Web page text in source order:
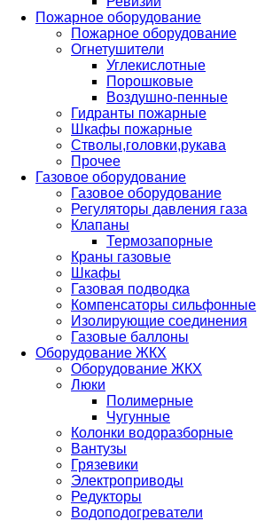
Пожарное оборудование
Пожарное оборудование
Огнетушители
Углекислотные
Порошковые
Воздушно-пенные
Гидранты пожарные
Шкафы пожарные
Стволы,головки,рукава
Прочее
Газовое оборудование
Газовое оборудование
Регуляторы давления газа
Клапаны
Термозапорные
Краны газовые
Шкафы
Газовая подводка
Компенсаторы сильфонные
Изолирующие соединения
Газовые баллоны
Оборудование ЖКХ
Оборудование ЖКХ
Люки
Полимерные
Чугунные
Колонки водоразборные
Вантузы
Грязевики
Электроприводы
Редукторы
Водоподогреватели